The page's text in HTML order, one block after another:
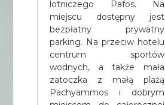
lotniczego Pafos. Na
miejscu dostępny jest
bezpłatny prywatny
parking. Na przeciw hotelu
centrum sportów
wodnych, a także mała
zatoczka z małą plażą
Pachyammos i dobrym